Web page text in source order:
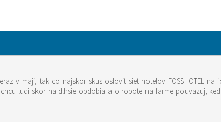
v maji, tak co najskor skus oslovit siet hotelov FOSSHOTEL
ludi skor na dlhsie obdobia a o robote na farme pouvazuj,